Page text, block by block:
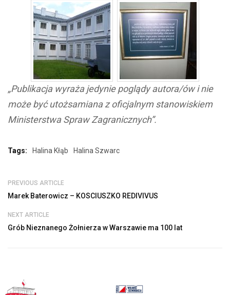
„Publikacja wyraża jedynie poglądy autora/ów i nie
może być utożsamiana z oficjalnym stanowiskiem
Ministerstwa Spraw Zagranicznych”.
Tags: Halina Kłąb Halina Szwarc
PREVIOUS ARTICLE
Marek Baterowicz – KOSCIUSZKO REDIVIVUS
NEXT ARTICLE
Grób Nieznanego Żołnierza w Warszawie ma 100 lat